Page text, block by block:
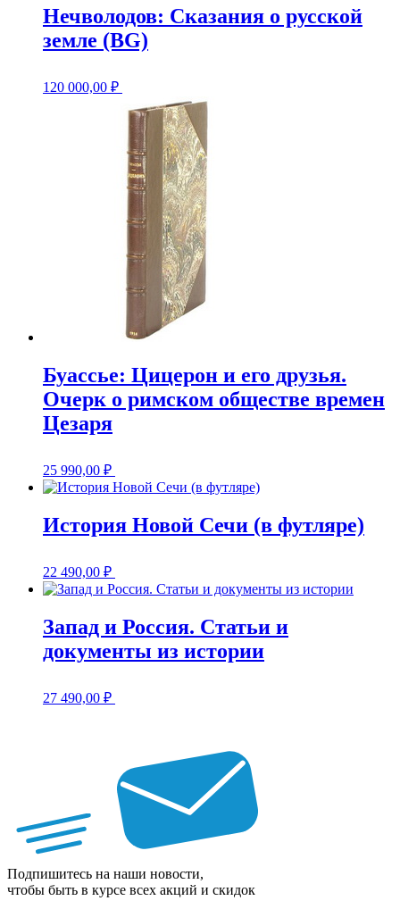
Нечволодов: Сказания о русской
земле (BG)
120 000,00 ₽
Буассье: Цицерон и его друзья.
Очерк о римском обществе времен
Цезаря
25 990,00 ₽
История Новой Сечи (в футляре)
22 490,00 ₽
Запад и Россия. Статьи и
документы из истории
27 490,00 ₽
Подпишитесь на наши новости,
чтобы быть в курсе всех акций и скидок